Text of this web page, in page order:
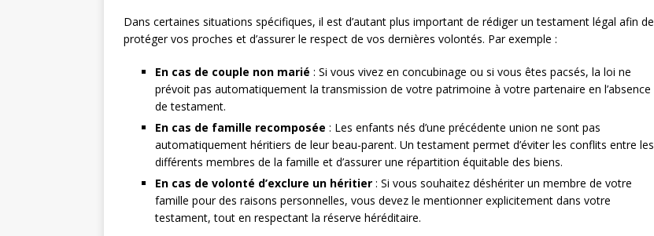
Dans certaines situations spécifiques, il est d’autant plus important de rédiger un testament légal afin de
protéger vos proches et d’assurer le respect de vos dernières volontés. Par exemple :
En cas de couple non marié : Si vous vivez en concubinage ou si vous êtes pacsés, la loi ne
prévoit pas automatiquement la transmission de votre patrimoine à votre partenaire en l’absence
de testament.
En cas de famille recomposée : Les enfants nés d’une précédente union ne sont pas
automatiquement héritiers de leur beau-parent. Un testament permet d’éviter les conflits entre les
différents membres de la famille et d’assurer une répartition équitable des biens.
En cas de volonté d’exclure un héritier : Si vous souhaitez déshériter un membre de votre
famille pour des raisons personnelles, vous devez le mentionner explicitement dans votre
testament, tout en respectant la réserve héréditaire.